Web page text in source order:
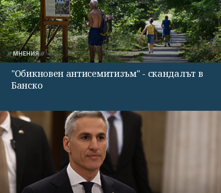
МНЕНИЯ
"Обикновен антисемитизъм" - скандалът в
Банско